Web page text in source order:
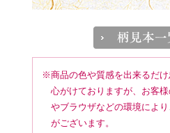
※商品の色や質感を出来るだ
心がけておりますが、お客
やブラウザなどの環境によ
がございます。